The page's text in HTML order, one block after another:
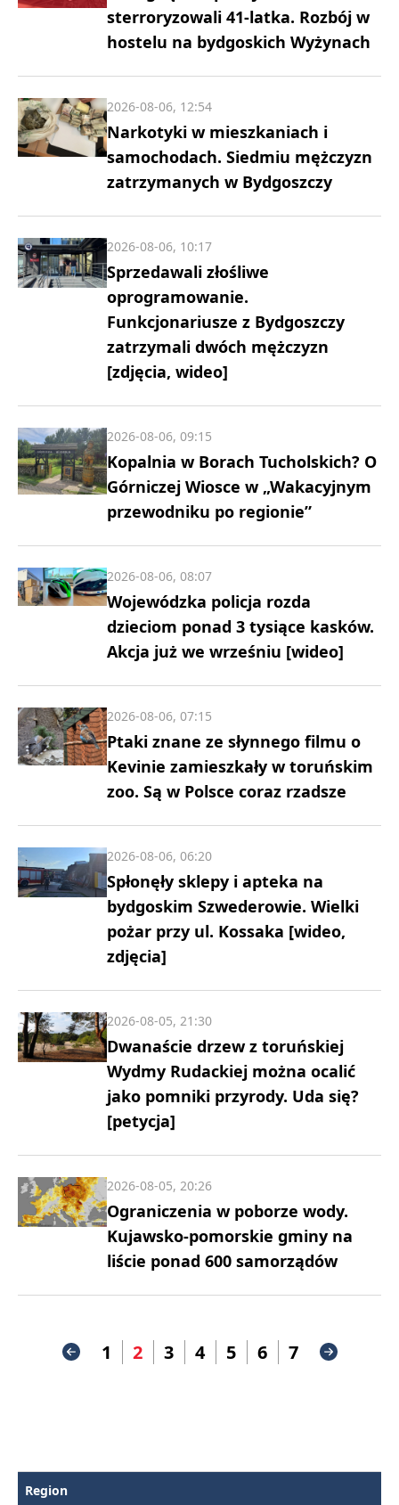
sterroryzowali 41-latka. Rozbój w
hostelu na bydgoskich Wyżynach
Narkotyki w mieszkaniach i
samochodach. Siedmiu mężczyzn
zatrzymanych w Bydgoszczy
2026-08-06, 12:54
Sprzedawali złośliwe
oprogramowanie.
Funkcjonariusze z Bydgoszczy
zatrzymali dwóch mężczyzn
[zdjęcia, wideo]
2026-08-06, 10:17
Kopalnia w Borach Tucholskich? O
Górniczej Wiosce w „Wakacyjnym
przewodniku po regionie”
2026-08-06, 09:15
Wojewódzka policja rozda
dzieciom ponad 3 tysiące kasków.
Akcja już we wrześniu [wideo]
2026-08-06, 08:07
Ptaki znane ze słynnego filmu o
Kevinie zamieszkały w toruńskim
zoo. Są w Polsce coraz rzadsze
2026-08-06, 07:15
Spłonęły sklepy i apteka na
bydgoskim Szwederowie. Wielki
pożar przy ul. Kossaka [wideo,
zdjęcia]
2026-08-06, 06:20
Dwanaście drzew z toruńskiej
Wydmy Rudackiej można ocalić
jako pomniki przyrody. Uda się?
[petycja]
2026-08-05, 21:30
Ograniczenia w poborze wody.
Kujawsko-pomorskie gminy na
liście ponad 600 samorządów
2026-08-05, 20:26
1 2 3 4 5 6 7
Region